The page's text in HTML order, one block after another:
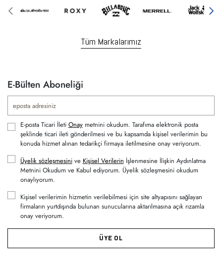
Tüm Markalarımız
E-Bülten Aboneliği
E-posta Ticari İleti Onaymetnini okudum. Tarafıma elektronik posta
şeklinde ticari ileti gönderilmesi ve bu kapsamda kişisel verilerimin bu
konuda hizmet alınan tedarikçi firmaya iletilmesine onay veriyorum.
Üyelik sözleşmesinive Kişisel Verilerin İşlenmesine İlişkin Aydınlatma
Metnini Okudum ve Kabul ediyorum. Üyelik sözleşmesini okudum
onaylıyorum.
Kişisel verilerimin hizmetin verilebilmesi için site altyapısını sağlayan
firmaların yurtdışında bulunan sunucularına aktarılmasına açık rızamla
onay veriyorum.
ÜYE OL